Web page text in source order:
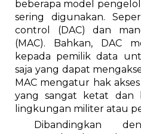
beberapa model
sering digunakan.
control (DAC) dan
(MAC). Bahkan, DAC
kepada pemilik data
saja yang dapat
MAC mengatur hak
yang sangat ketat dan
lingkungan militer atau
Dibandingkan